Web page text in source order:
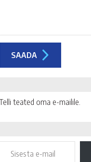
teated oma e-mailile.